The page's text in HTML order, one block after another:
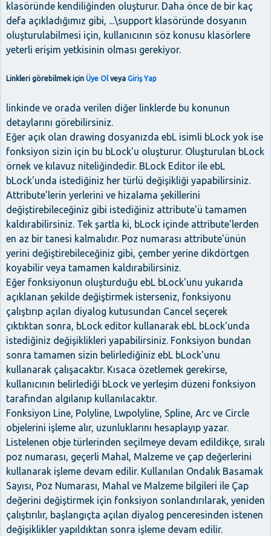
klasöründe kendiliğinden oluşturur. Daha önce de bir kaç
defa açıkladığımız gibi, ...\support klasöründe dosyanın
oluşturulabilmesi için, kullanıcının söz konusu klasörlere
yeterli erişim yetkisinin olması gerekiyor.
Linkleri görebilmek için Üye Olveya Giriş Yap
linkinde ve orada verilen diğer linklerde bu konunun
detaylarını görebilirsiniz.
Eğer açık olan drawing dosyanızda ebL isimli bLock yok ise
fonksiyon sizin için bu bLock'u oluşturur. Oluşturulan bLock
örnek ve kılavuz niteliğindedir. BLock Editor ile ebL
bLock'unda istediğiniz her türlü değişikliği yapabilirsiniz.
Attribute'lerin yerlerini ve hizalama şekillerini
değiştirebileceğiniz gibi istediğiniz attribute'ü tamamen
kaldırabilirsiniz. Tek şartla ki, bLock içinde attribute'lerden
en az bir tanesi kalmalıdır. Poz numarası attribute'ünün
yerini değiştirebileceğiniz gibi, çember yerine dikdörtgen
koyabilir veya tamamen kaldırabilirsiniz.
Eğer fonksiyonun oluşturduğu ebL bLock'unu yukarıda
açıklanan şekilde değiştirmek isterseniz, fonksiyonu
çalıştırıp açılan diyalog kutusundan Cancel seçerek
çıktıktan sonra, bLock editor kullanarak ebL bLock'unda
istediğiniz değişiklikleri yapabilirsiniz. Fonksiyon bundan
sonra tamamen sizin belirlediğiniz ebL bLock'unu
kullanarak çalışacaktır. Kısaca özetlemek gerekirse,
kullanıcının belirlediği bLock ve yerleşim düzeni fonksiyon
tarafından algılanıp kullanılacaktır.
Fonksiyon Line, Polyline, Lwpolyline, Spline, Arc ve Circle
objelerini işleme alır, uzunluklarını hesaplayıp yazar.
Listelenen obje türlerinden seçilmeye devam edildikçe, sıralı
poz numarası, geçerli Mahal, Malzeme ve çap değerlerini
kullanarak işleme devam edilir. Kullanılan Ondalık Basamak
Sayısı, Poz Numarası, Mahal ve Malzeme bilgileri ile Çap
değerini değiştirmek için fonksiyon sonlandırılarak, yeniden
çalıştırılır, başlangıçta açılan diyalog penceresinden istenen
değişiklikler yapıldıktan sonra işleme devam edilir.